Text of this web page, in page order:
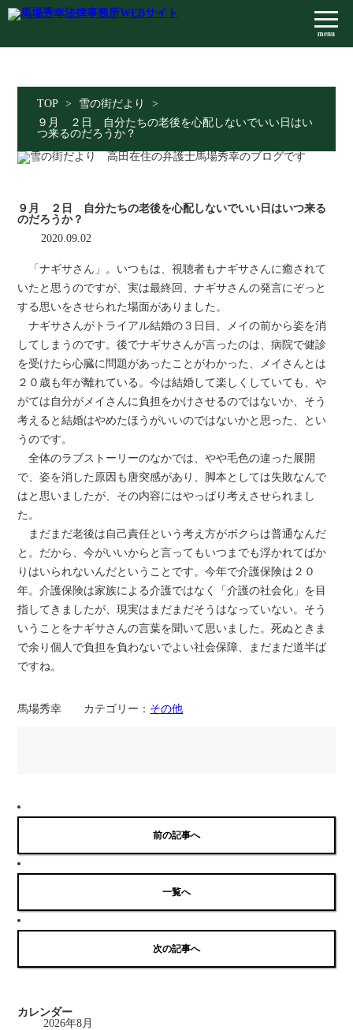
menu
TOP > 雪の街だより
>
９月 ２日 自分たちの老後を心配しないでいい日はい
つ来るのだろうか？
９月 ２日 自分たちの老後を心配しないでいい日はいつ来る
のだろうか？
2020.09.02
「ナギサさん」。いつもは、視聴者もナギサさんに癒されて
いたと思うのですが、実は最終回、ナギサさんの発言にぞっと
する思いをさせられた場面がありました。
ナギサさんがトライアル結婚の３日目、メイの前から姿を消
してしまうのです。後でナギサさんが言ったのは、病院で健診
を受けたら心臓に問題があったことがわかった、メイさんとは
２０歳も年が離れている。今は結婚して楽しくしていても、や
がては自分がメイさんに負担をかけさせるのではないか、そう
考えると結婚はやめたほうがいいのではないかと思った、とい
うのです。
全体のラブストーリーのなかでは、やや毛色の違った展開
で、姿を消した原因も唐突感があり、脚本としては失敗なんで
はと思いましたが、その内容にはやっぱり考えさせられまし
た。
まだまだ老後は自己責任という考え方がボクらは普通なんだ
と。だから、今がいいからと言ってもいつまでも浮かれてばか
りはいられないんだということです。今年で介護保険は２０
年。介護保険は家族による介護ではなく「介護の社会化」を目
指してきましたが、現実はまだまだそうはなっていない。そう
いうことをナギサさんの言葉を聞いて思いました。死ぬときま
で余り個人で負担を負わないでよい社会保障、まだまだ道半ば
ですね。
馬場秀幸 カテゴリー： その他
前の記事へ
一覧へ
次の記事へ
カレンダー
2026年8月